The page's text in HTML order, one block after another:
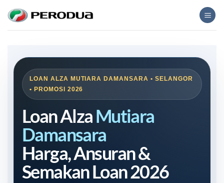
content
LOAN ALZA MUTIARA DAMANSARA • SELANGOR
• PROMOSI 2026
Loan AlzaMutiara
Damansara
Harga, Ansuran &
Semakan Loan 2026